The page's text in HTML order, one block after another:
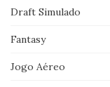
Draft Simulado
Fantasy
Jogo Aéreo